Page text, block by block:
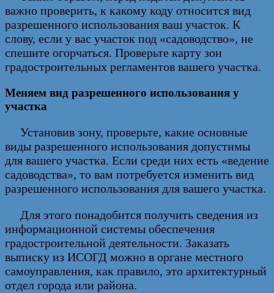
важно проверить, к какому коду относится вид
разрешенного использования ваш участок. К
слову, если у вас участок под «садоводство», не
спешите огорчаться. Проверьте карту зон
градостроительных регламентов вашего участка.
Меняем вид разрешенного использования у
участка
Установив зону, проверьте, какие основные
виды разрешенного использования допустимы
для вашего участка. Если среди них есть «ведение
садоводства», то вам потребуется изменить вид
разрешенного использования для вашего участка.
Для этого понадобится получить сведения из
информационной системы обеспечения
градостроительной деятельности. Заказать
выписку из ИСОГД можно в органе местного
самоуправления, как правило, это архитектурный
отдел города или района.